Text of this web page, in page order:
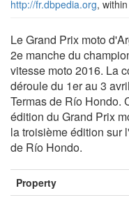
http://fr.dbpedia.org,
Le Grand Prix moto
2e manche du
vitesse moto 2016. La
déroule du 1er au 3
Termas de Río Hondo.
édition du Grand Prix
la troisième édition sur
de Río Hondo.
Property